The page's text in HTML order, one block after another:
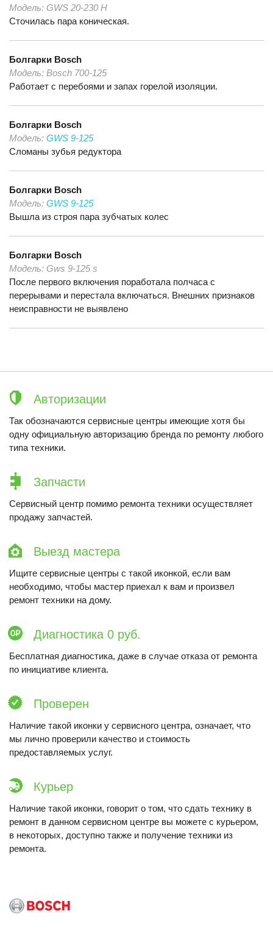
Модель: GWS 20-230 H
Сточилась пара коническая.
Болгарки Bosch
Модель: Bosch 700-125
Работает с перебоями и запах горелой изоляции.
Болгарки Bosch
Модель: GWS 9-125
Сломаны зубья редуктора
Болгарки Bosch
Модель: GWS 9-125
Вышла из строя пара зубчатых колес
Болгарки Bosch
Модель: Gws 9-125 s
После первого включения поработала полчаса с
перерывами и перестала включаться. Внешних признаков
неисправности не выявлено
Авторизации
Так обозначаются сервисные центры имеющие хотя бы
одну официальную авторизацию бренда по ремонту любого
типа техники.
Запчасти
Сервисный центр помимо ремонта техники осуществляет
продажу запчастей.
Выезд мастера
Ищите сервисные центры с такой иконкой, если вам
необходимо, чтобы мастер приехал к вам и произвел
ремонт техники на дому.
Диагностика 0 руб.
Бесплатная диагностика, даже в случае отказа от ремонта
по инициативе клиента.
Проверен
Наличие такой иконки у сервисного центра, означает, что
мы лично проверили качество и стоимость
предоставляемых услуг.
Курьер
Наличие такой иконки, говорит о том, что сдать технику в
ремонт в данном сервисном центре вы можете с курьером,
в некоторых, доступно также и получение техники из
ремонта.